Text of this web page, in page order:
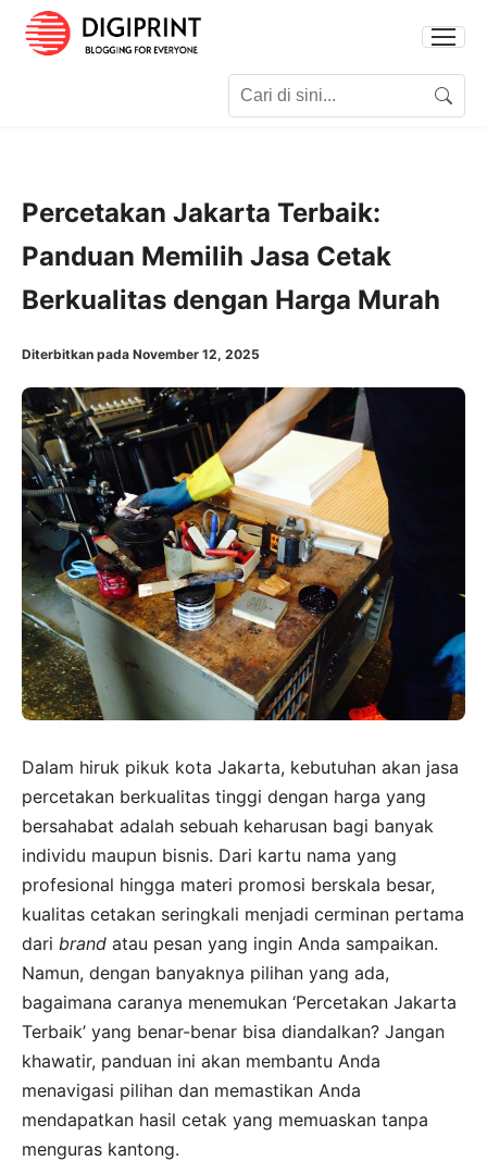
Search
Percetakan Jakarta Terbaik:
Panduan Memilih Jasa Cetak
Berkualitas dengan Harga Murah
Diterbitkan pada November 12, 2025
Dalam hiruk pikuk kota Jakarta, kebutuhan akan jasa
percetakan berkualitas tinggi dengan harga yang
bersahabat adalah sebuah keharusan bagi banyak
individu maupun bisnis. Dari kartu nama yang
profesional hingga materi promosi berskala besar,
kualitas cetakan seringkali menjadi cerminan pertama
dari brand atau pesan yang ingin Anda sampaikan.
Namun, dengan banyaknya pilihan yang ada,
bagaimana caranya menemukan ‘Percetakan Jakarta
Terbaik’ yang benar-benar bisa diandalkan? Jangan
khawatir, panduan ini akan membantu Anda
menavigasi pilihan dan memastikan Anda
mendapatkan hasil cetak yang memuaskan tanpa
menguras kantong.